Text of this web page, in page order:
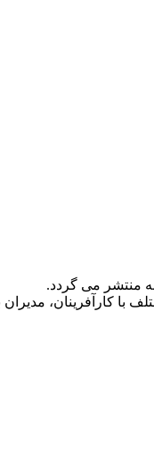
منتشر می گردد.
مختلف با کارآفرینان،